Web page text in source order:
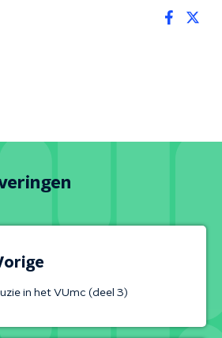
in het VUmc (deel 3)